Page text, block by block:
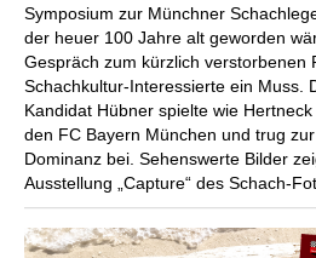
Symposium zur Münchner
der heuer 100 Jahre alt geworden
Gespräch zum kürzlich verstorbenen
Schachkultur-Interessierte ein Muss.
Kandidat Hübner spielte wie
den FC Bayern München und trug
Dominanz bei. Sehenswerte Bilder
Ausstellung „Capture“ des Schach-